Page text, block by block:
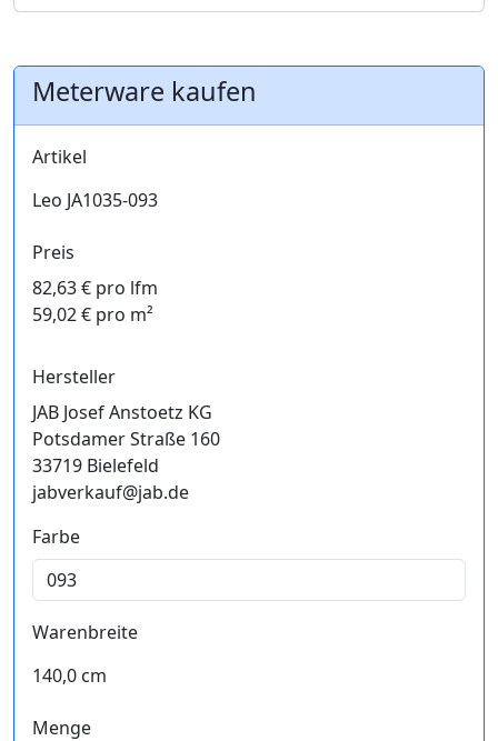
Meterware kaufen
Artikel
Leo JA1035-093
Preis
82,63 € pro lfm
59,02 € pro m²
Hersteller
JAB Josef Anstoetz KG
Potsdamer Straße 160
33719 Bielefeld
jabverkauf@jab.de
Farbe
Warenbreite
140,0 cm
Menge